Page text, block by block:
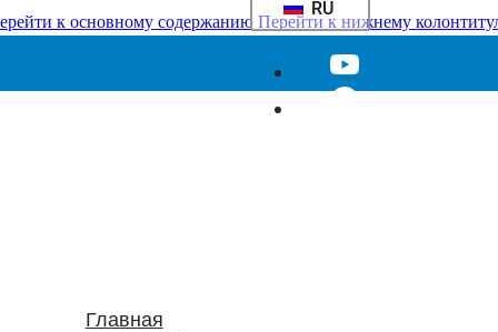
к основному содержаниюПерейти к нижнему
RU
Главная